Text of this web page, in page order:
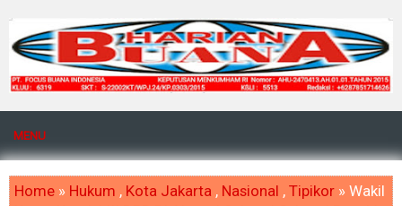
MENU
Home » Hukum , Kota Jakarta , Nasional , Tipikor » Wakil